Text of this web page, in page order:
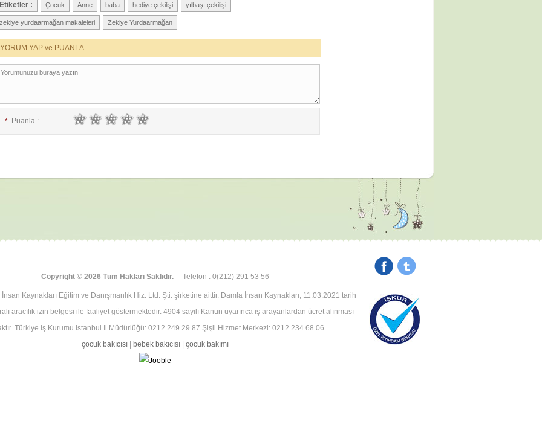
Etiketler : Çocuk Anne baba hediye çekilişi yılbaşı çekilişi
zekiye yurdaarmağan makaleleri Zekiye Yurdaarmağan
YORUM YAP ve PUANLA
* Puanla :
Copyright © 2026 Tüm Hakları Saklıdır. Telefon : 0(212) 291 53 56
Kaynakları Eğitim ve Danışmanlık Hiz. Ltd. Şti. şirketine aittir. Damla İnsan Kaynakları, 11.03.2021 tarih
aracılık izin belgesi ile faaliyet göstermektedir. 4904 sayılı Kanun uyarınca iş arayanlardan ücret alınması
Türkiye İş Kurumu İstanbul İl Müdürlüğü: 0212 249 29 87 Şişli Hizmet Merkezi: 0212 234 68 06
çocuk bakıcısı| bebek bakıcısı| çocuk bakımı